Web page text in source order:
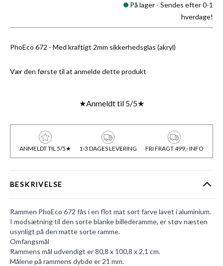
PhoEco 672 - Med kraftigt 2mm sikkerhedsglas (akryl)
Vær den første til at anmelde dette produkt
På lager - Sendes efter 0-1
hverdage!
★Anmeldt til 5/5★
ANMELDT TIL 5/5★ 1-3 DAGES LEVERING FRI FRAGT 499,- INFO
BESKRIVELSE
Rammen PhoEco 672 fås i en flot mat sort farve lavet i aluminium.
I modsætning til den sorte blanke billederamme, er støv næsten
usynligt på den matte sorte ramme.
Omfangsmål
Rammens mål udvendigt er 80,8 x 100,8 x 2,1 cm.
Målene på rammens dybde er 21 mm.